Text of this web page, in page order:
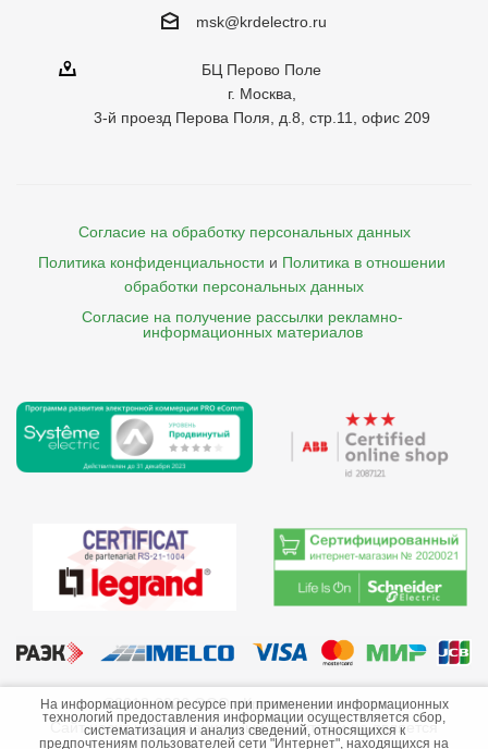
msk@krdelectro.ru
БЦ Перово Поле
г. Москва,
3-й проезд Перова Поля, д.8, стр.11, офис 209
Согласие на обработку персональных данных
Политика конфиденциальности и Политика в отношении
обработки персональных данных
Согласие на получение рассылки рекламно-
    информационных материалов
©2013-2026 ООО «Краснодарэлектро»
Сайт носит информационный характер и не является
На информационном ресурсе при применении информационных
технологий предоставления информации осуществляется сбор,
систематизация и анализ сведений, относящихся к
предпочтениям пользователей сети "Интернет", находящихся на